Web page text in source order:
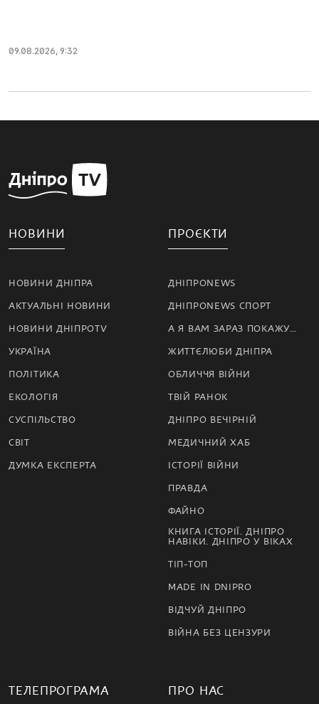
09.08.2026, 9:32
НОВИНИ
НОВИНИ ДНІПРА
АКТУАЛЬНІ НОВИНИ
НОВИНИ ДНІПРОTV
УКРАЇНА
ПОЛІТИКА
ЕКОЛОГІЯ
СУСПІЛЬСТВО
СВІТ
ДУМКА ЕКСПЕРТА
ПРОЄКТИ
ДНІПРОNEWS
ДНІПРОNEWS СПОРТ
А Я ВАМ ЗАРАЗ ПОКАЖУ…
ЖИТТЄЛЮБИ ДНІПРА
ОБЛИЧЧЯ ВІЙНИ
ТВІЙ РАНОК
ДНІПРО ВЕЧІРНІЙ
МЕДИЧНИЙ ХАБ
ІСТОРІЇ ВІЙНИ
ПРАВДА
ФАЙНО
КНИГА ІСТОРІЇ. ДНІПРО
НАВІКИ. ДНІПРО У ВІКАХ
ТІП-ТОП
MADE IN DNIPRO
ВІДЧУЙ ДНІПРО
ВІЙНА БЕЗ ЦЕНЗУРИ
ТЕЛЕПРОГРАМА ПРО НАС